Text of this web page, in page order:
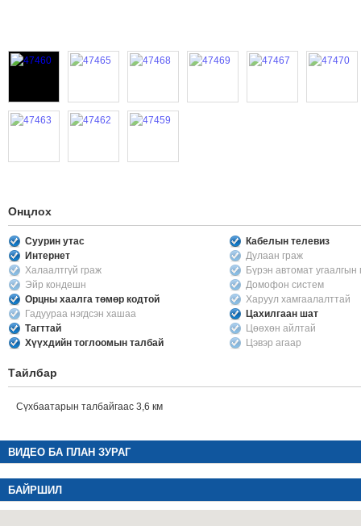
Онцлох
Суурин утас
Кабелын телевиз
Интернет
Дулаан граж
Халаалтгүй граж
Бүрэн автомат
Эйр кондешн
Домофон систем
Орцны хаалга төмөр кодтой
Харуул хамгаалалттай
Гадуураа нэгдсэн хашаа
Цахилгаан шат
Тагттай
Цөөхөн айлтай
Хүүхдийн тоглоомын талбай
Цэвэр агаар
Тайлбар
Сүхбаатарын талбайгаас 3,6 км
ВИДЕО БА ПЛАН ЗУРАГ
БАЙРШИЛ